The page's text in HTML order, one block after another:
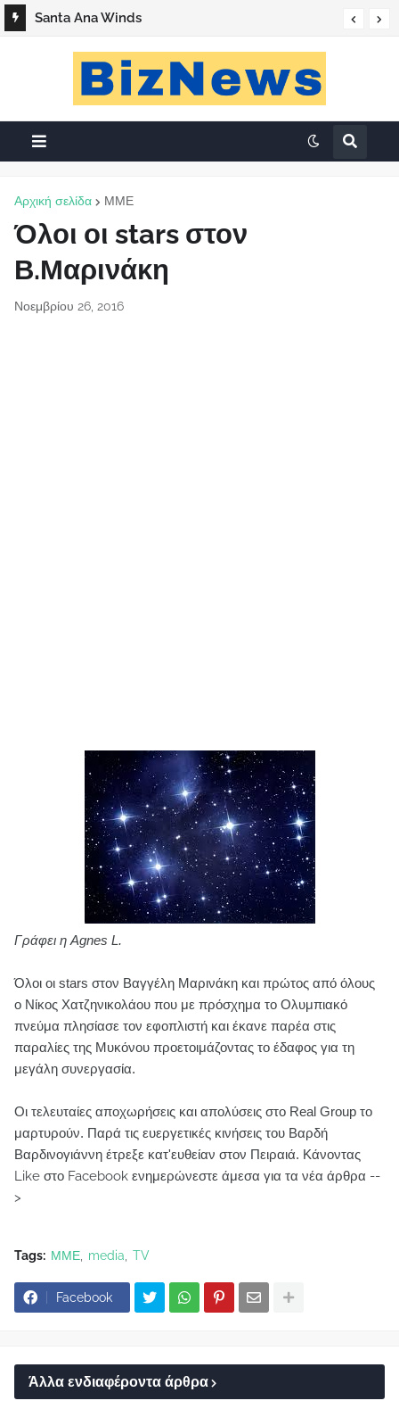
Santa Ana Winds
Αρχική σελίδα ΜΜΕ
Όλοι οι stars στον
Β.Μαρινάκη
Νοεμβρίου 26, 2016
Γράφει η Agnes L.
Όλοι οι stars στον Βαγγέλη Μαρινάκη και πρώτος από όλους
ο Νίκος Χατζηνικολάου που με πρόσχημα το Ολυμπιακό
πνεύμα πλησίασε τον εφοπλιστή και έκανε παρέα στις
παραλίες της Μυκόνου προετοιμάζοντας το έδαφος για τη
μεγάλη συνεργασία.
Οι τελευταίες αποχωρήσεις και απολύσεις στο Real Group το
μαρτυρούν. Παρά τις ευεργετικές κινήσεις του Βαρδή
Βαρδινογιάννη έτρεξε κατ'ευθείαν στον Πειραιά. Κάνοντας
Like στο Facebook ενημερώνεστε άμεσα για τα νέα άρθρα --
>
Tags: ΜΜΕ media TV
Facebook
Άλλα ενδιαφέροντα άρθρα